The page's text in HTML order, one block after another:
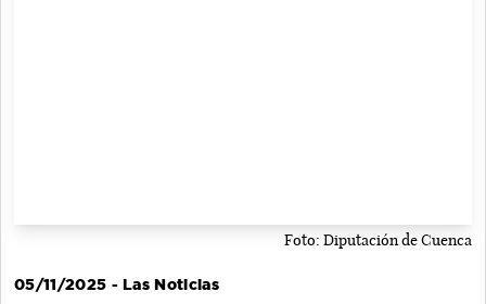
Foto: Diputación de Cuenca
05/11/2025 - Las Noticias